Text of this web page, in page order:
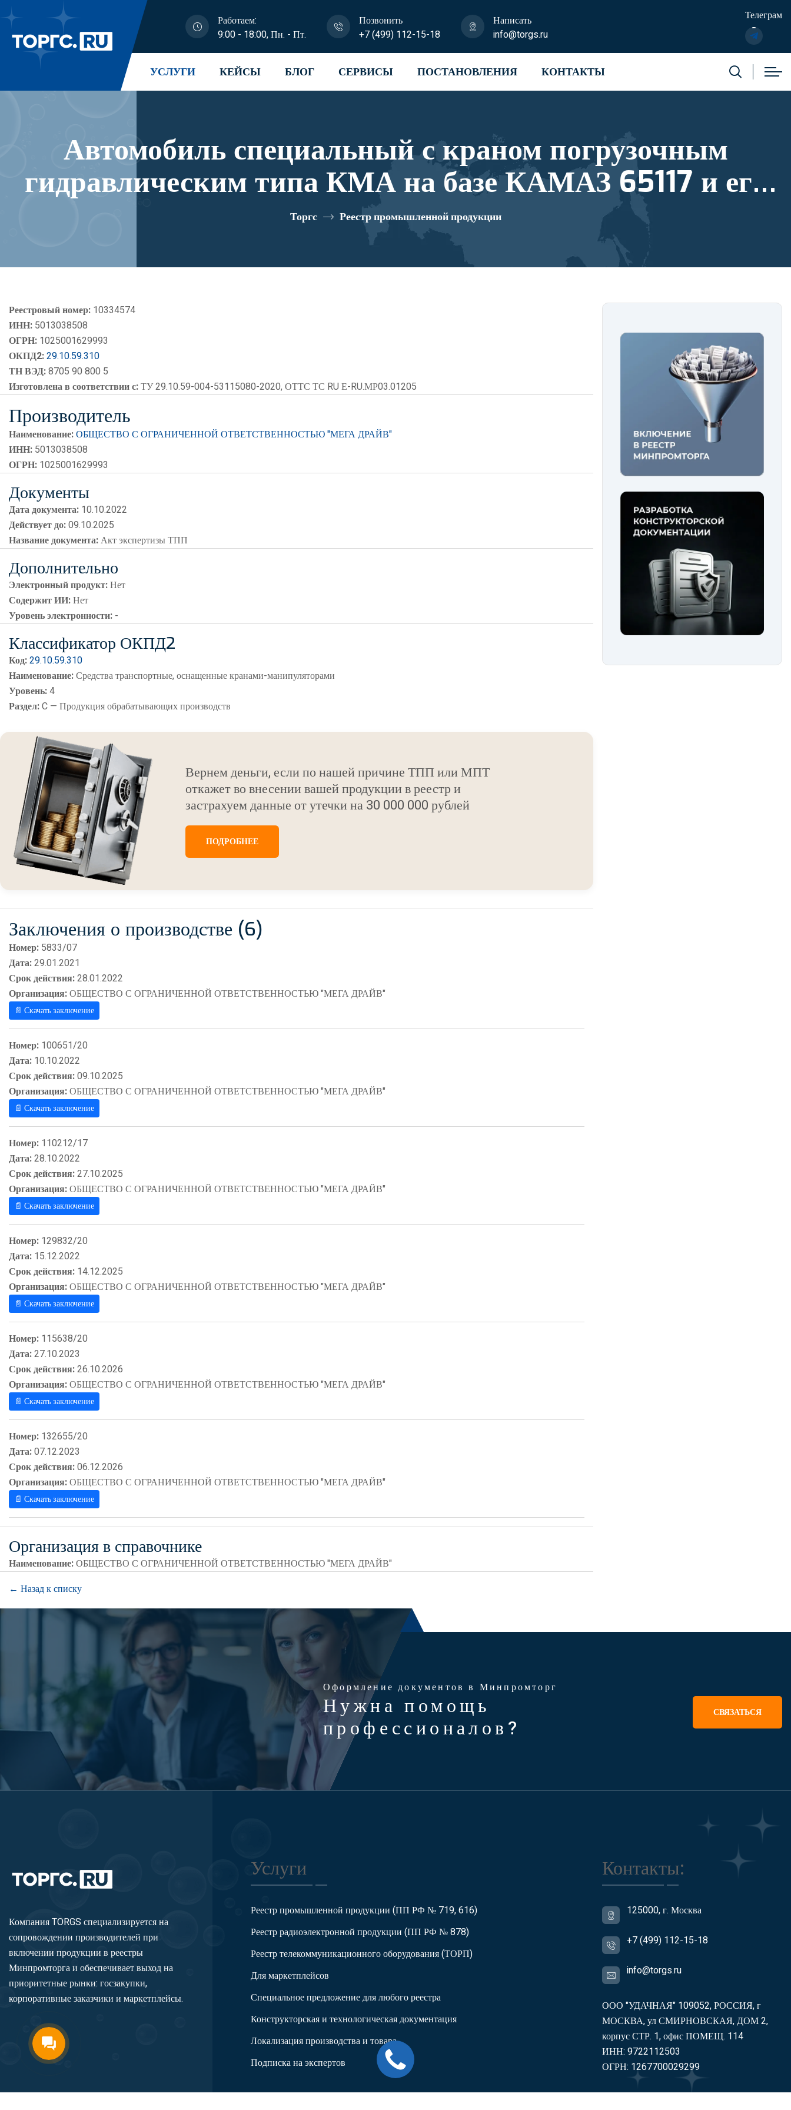
Работаем:
9:00 - 18:00, Пн. - Пт.
Позвонить
+7 (499) 112-15-18
Написать
info@torgs.ru
Телеграм
УСЛУГИ КЕЙСЫ БЛОГ СЕРВИСЫ ПОСТАНОВЛЕНИЯ КОНТАКТЫ
Автомобиль специальный с краном погрузочным
гидравлическим типа КМА на базе КАМАЗ 65117 и его
модификации 64K03N-Z320 реестровый номер
10334574
Торгс Реестр промышленной продукции
Реестровый номер: 10334574
ИНН: 5013038508
ОГРН: 1025001629993
ОКПД2:29.10.59.310
ТН ВЭД:8705 90 800 5
Изготовлена в соответствии с:ТУ 29.10.59-004-53115080-2020, ОТТС ТС RU Е-RU.МР03.01205
Производитель
Наименование:ОБЩЕСТВО С ОГРАНИЧЕННОЙ ОТВЕТСТВЕННОСТЬЮ "МЕГА ДРАЙВ"
ИНН: 5013038508
ОГРН: 1025001629993
Документы
Дата документа: 10.10.2022
Действует до:09.10.2025
Название документа:Акт экспертизы ТПП
Дополнительно
Электронный продукт:Нет
Содержит ИИ:Нет
Уровень электронности: -
Классификатор ОКПД2
Код:29.10.59.310
Наименование:Средства транспортные, оснащенные кранами-манипуляторами
Уровень:4
Раздел:C — Продукция обрабатывающих производств
Вернем деньги, если по нашей причине ТПП или МПТ
откажет во внесении вашей продукции в реестр и
застрахуем данные от утечки на 30 000 000 рублей
ПОДРОБНЕЕ
Заключения о производстве (6)
Номер: 5833/07
Дата:29.01.2021
Срок действия:28.01.2022
Организация:ОБЩЕСТВО С ОГРАНИЧЕННОЙ ОТВЕТСТВЕННОСТЬЮ "МЕГА ДРАЙВ"
📄 Скачать заключение
Номер: 100651/20
Дата: 10.10.2022
Срок действия:09.10.2025
Организация:ОБЩЕСТВО С ОГРАНИЧЕННОЙ ОТВЕТСТВЕННОСТЬЮ "МЕГА ДРАЙВ"
📄 Скачать заключение
Номер: 110212/17
Дата:28.10.2022
Срок действия:27.10.2025
Организация:ОБЩЕСТВО С ОГРАНИЧЕННОЙ ОТВЕТСТВЕННОСТЬЮ "МЕГА ДРАЙВ"
📄 Скачать заключение
Номер: 129832/20
Дата: 15.12.2022
Срок действия: 14.12.2025
Организация:ОБЩЕСТВО С ОГРАНИЧЕННОЙ ОТВЕТСТВЕННОСТЬЮ "МЕГА ДРАЙВ"
📄 Скачать заключение
Номер: 115638/20
Дата:27.10.2023
Срок действия:26.10.2026
Организация:ОБЩЕСТВО С ОГРАНИЧЕННОЙ ОТВЕТСТВЕННОСТЬЮ "МЕГА ДРАЙВ"
📄 Скачать заключение
Номер: 132655/20
Дата:07.12.2023
Срок действия:06.12.2026
Организация:ОБЩЕСТВО С ОГРАНИЧЕННОЙ ОТВЕТСТВЕННОСТЬЮ "МЕГА ДРАЙВ"
📄 Скачать заключение
Организация в справочнике
Наименование:ОБЩЕСТВО С ОГРАНИЧЕННОЙ ОТВЕТСТВЕННОСТЬЮ "МЕГА ДРАЙВ"
← Назад к списку
Оформление документов в Минпромторг
Нужна помощь
профессионалов?
СВЯЗАТЬСЯ
Компания TORGS специализируется на
сопровождении производителей при
включении продукции в реестры
Минпромторга и обеспечивает выход на
приоритетные рынки: госзакупки,
корпоративные заказчики и маркетплейсы.
Услуги
Реестр промышленной продукции (ПП РФ № 719, 616)
Реестр радиоэлектронной продукции (ПП РФ № 878)
Реестр телекоммуникационного оборудования (ТОРП)
Для маркетплейсов
Специальное предложение для любого реестра
Конструкторская и технологическая документация
Локализация производства и товара
Подписка на экспертов
Контакты:
125000, г. Москва
+7 (499) 112-15-18
info@torgs.ru
ООО "УДАЧНАЯ" 109052, РОССИЯ, г
МОСКВА, ул СМИРНОВСКАЯ, ДОМ 2,
корпус СТР. 1, офис ПОМЕЩ. 114
ИНН: 9722112503
ОГРН: 1267700029299